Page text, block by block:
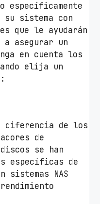
específicamente
su sistema con
que le ayudarán
asegurar un
en cuenta los
elija un
diferencia de los
de
se han
específicas de
sistemas NAS